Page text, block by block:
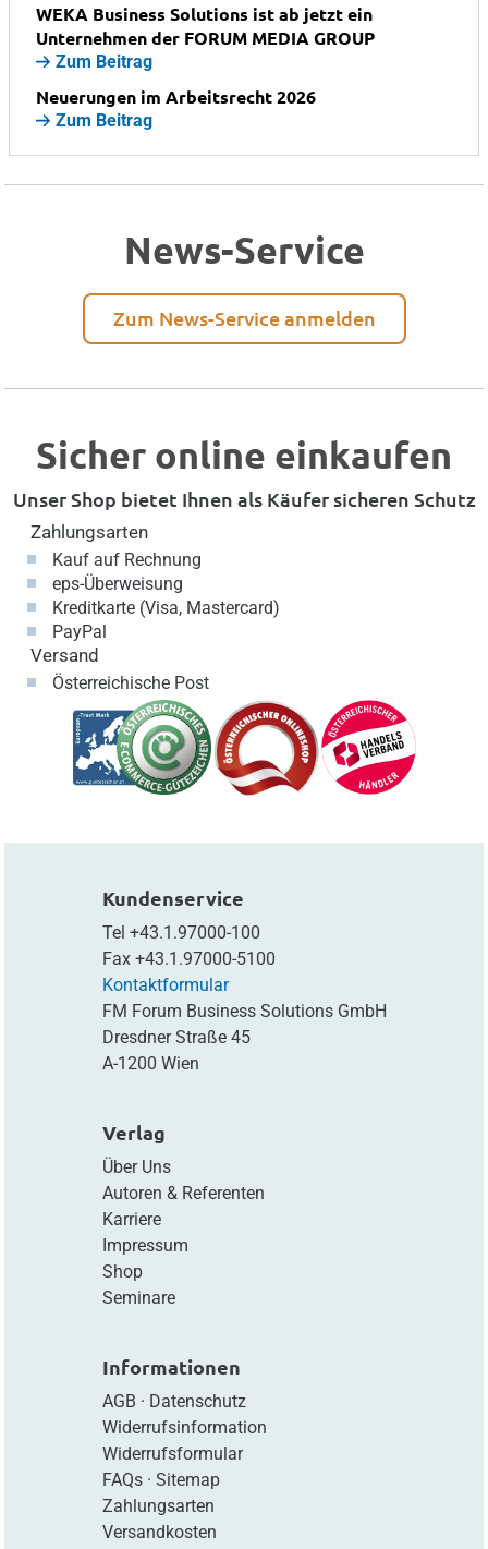
WEKA Business Solutions ist ab jetzt ein
Unternehmen der FORUM MEDIA GROUP
Zum Beitrag
Neuerungen im Arbeitsrecht 2026
Zum Beitrag
News-Service
Zum News-Service anmelden
Sicher online einkaufen
Unser Shop bietet Ihnen als Käufer sicheren Schutz
Zahlungsarten
Kauf auf Rechnung
eps-Überweisung
Kreditkarte (Visa, Mastercard)
PayPal
Versand
Österreichische Post
Kundenservice
Tel +43.1.97000-100
Fax +43.1.97000-5100
Kontaktformular
FM Forum Business Solutions GmbH
Dresdner Straße 45
A-1200 Wien
Verlag
Über Uns
Autoren & Referenten
Karriere
Impressum
Shop
Seminare
Informationen
AGB · Datenschutz
Widerrufsinformation
Widerrufsformular
FAQs· Sitemap
Zahlungsarten
Versandkosten